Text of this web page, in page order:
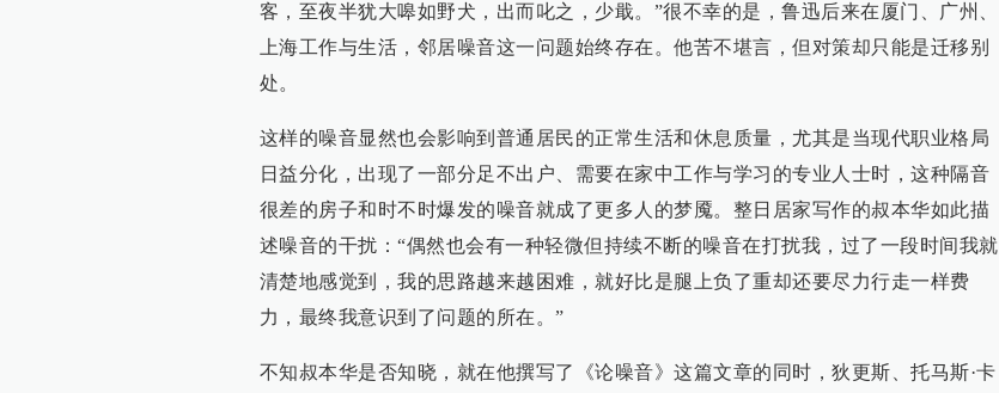
客，至夜半犹大嗥如野犬，出而叱之，少戢。”很不幸的是，鲁迅后来在厦门、广州、
上海工作与生活，邻居噪音这一问题始终存在。他苦不堪言，但对策却只能是迁移别
处。
这样的噪音显然也会影响到普通居民的正常生活和休息质量，尤其是当现代职业格局
日益分化，出现了一部分足不出户、需要在家中工作与学习的专业人士时，这种隔音
很差的房子和时不时爆发的噪音就成了更多人的梦魇。整日居家写作的叔本华如此描
述噪音的干扰：“偶然也会有一种轻微但持续不断的噪音在打扰我，过了一段时间我就
清楚地感觉到，我的思路越来越困难，就好比是腿上负了重却还要尽力行走一样费
力，最终我意识到了问题的所在。”
不知叔本华是否知晓，就在他撰写了《论噪音》这篇文章的同时，狄更斯、托马斯·卡